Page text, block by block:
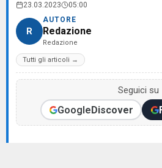
23.03.2023 05:00
R
AUTORE
Redazione
Redazione
Tutti gli articoli →
Seguici su
GoogleDiscover